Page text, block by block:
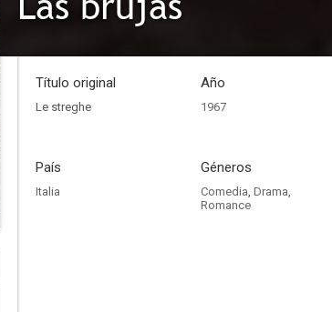
Título original
Le streghe
Año
1967
País
Italia
Géneros
Comedia, Drama,
Romance